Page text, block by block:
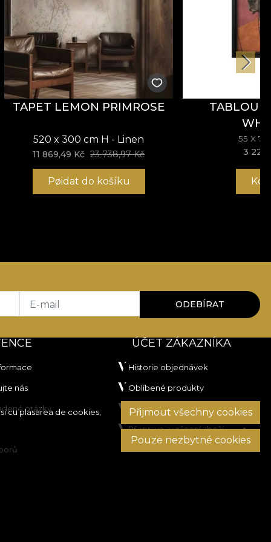
TAPET LEMON PRIMROSE
520 x 300 cm H - Linen
11 869,49 Kč 23 738,97 Kč
Pøidat do košíku
TABLOU
55 X
3
cu plasarea de cookies, Přijmout všechny cookies
Pouze nezbytné cookies
E-mail ODEBÍRAT
nás
otázky
ÚČET ZÁKAZNÍKA
Historie objednávek
Oblíbené produkty
Platební metody
Přeprava a vrácení zboží